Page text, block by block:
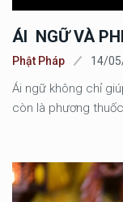
ÁI NGỮ VÀ
Phật Pháp 14/
Ái ngữ không chỉ
còn là phương